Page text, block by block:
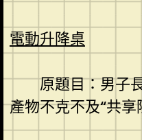
電動升降桌
原題目：男子
產物不克不及“共享